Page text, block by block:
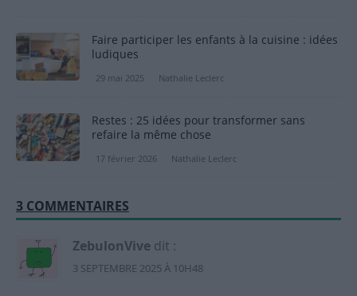
Faire participer les enfants à la cuisine : idées
ludiques
29 mai 2025 Nathalie Leclerc
Restes : 25 idées pour transformer sans
refaire la même chose
17 février 2026 Nathalie Leclerc
3 COMMENTAIRES
ZebulonVive dit :
3 SEPTEMBRE 2025 À 10H48